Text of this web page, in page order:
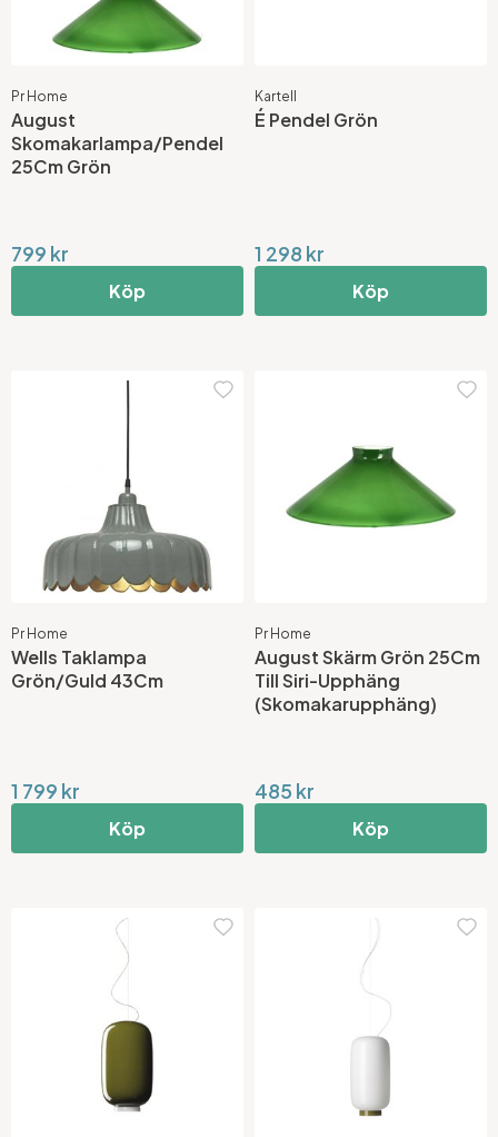
Pr Home
August
Skomakarlampa/Pendel
25Cm Grön
799 kr
Köp
Kartell
É Pendel Grön
1 298 kr
Köp
Pr Home
Wells Taklampa
Grön/Guld 43Cm
1 799 kr
Köp
Pr Home
August Skärm Grön 25Cm
Till Siri-Upphäng
(Skomakarupphäng)
485 kr
Köp